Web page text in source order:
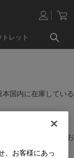
トレット
本国内に在庫している
庫状況についてはお
、お客様にあっ